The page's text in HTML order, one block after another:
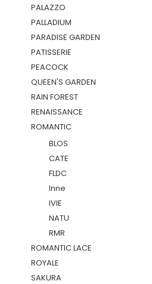
PALAZZO
PALLADIUM
PARADISE GARDEN
PATISSERIE
PEACOCK
QUEEN'S GARDEN
RAIN FOREST
RENAISSANCE
ROMANTIC
BLOS
CATE
FLDC
Inne
IVIE
NATU
RMR
ROMANTIC LACE
ROYALE
SAKURA